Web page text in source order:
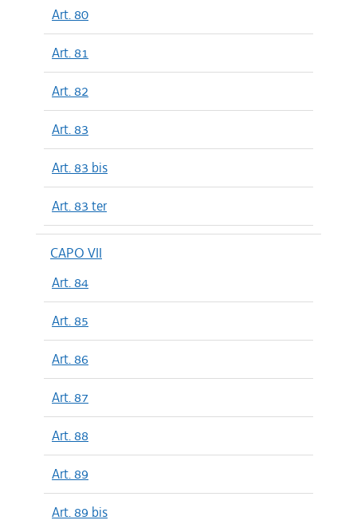
Art. 80
Art. 81
Art. 82
Art. 83
Art. 83 bis
Art. 83 ter
CAPO VII
Art. 84
Art. 85
Art. 86
Art. 87
Art. 88
Art. 89
Art. 89 bis